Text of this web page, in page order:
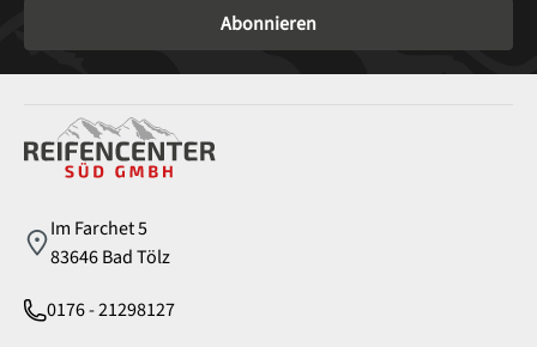
Abonnieren
Im Farchet 5
83646 Bad Tölz
0176 - 21298127